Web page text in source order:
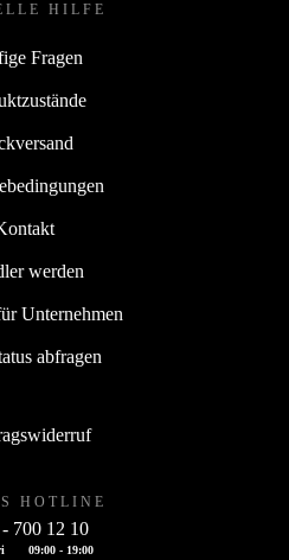
HILFE
Fragen
werden
Unternehmen
abfragen
HOTLINE
700 12 10
09:00 - 19:00